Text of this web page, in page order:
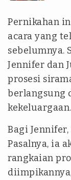
Pernikahan
acara yang
sebelumnya.
Jennifer dan
prosesi
berlangsung
kekeluargaan.
Bagi
Pasalnya, ia
rangkaian